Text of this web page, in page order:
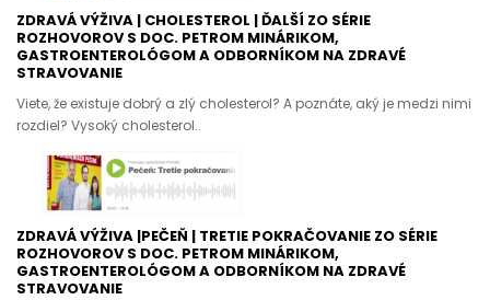
ZDRAVÁ VÝŽIVA | CHOLESTEROL | ĎALŠÍ ZO SÉRIE
ROZHOVOROV S DOC. PETROM MINÁRIKOM,
GASTROENTEROLÓGOM A ODBORNÍKOM NA ZDRAVÉ
STRAVOVANIE
Viete, že existuje dobrý a zlý cholesterol? A poznáte, aký je medzi nimi
rozdiel? Vysoký cholesterol..
ZDRAVÁ VÝŽIVA |PEČEŇ | TRETIE POKRAČOVANIE ZO SÉRIE
ROZHOVOROV S DOC. PETROM MINÁRIKOM,
GASTROENTEROLÓGOM A ODBORNÍKOM NA ZDRAVÉ
STRAVOVANIE